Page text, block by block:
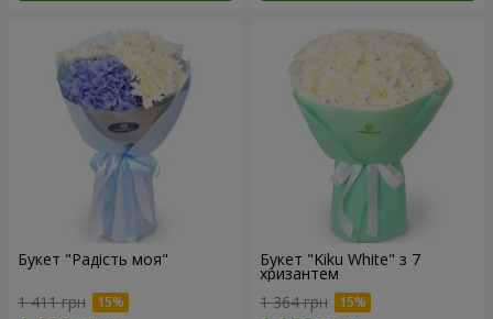
Букет "Радість моя"
1 411 грн
Букет "Kiku White" з 7
хризантем
1 364 грн